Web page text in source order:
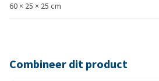
60 × 25 × 25 cm
Combineer dit product